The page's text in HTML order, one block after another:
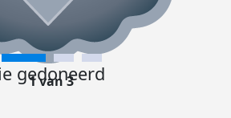
gedoneerd
1 van 3